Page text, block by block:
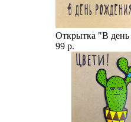
Открытка "В день
99 р.